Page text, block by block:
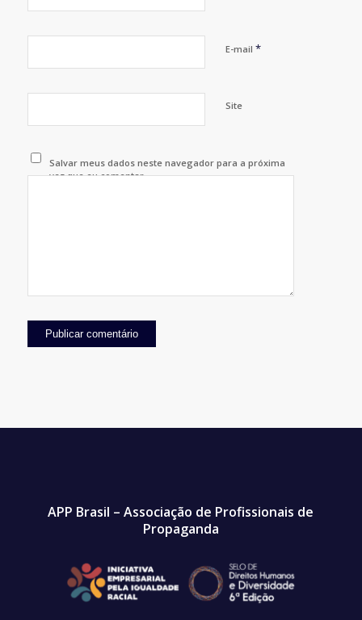
E-mail *
Site
Salvar meus dados neste navegador para a próxima
vez que eu comentar.
APP Brasil – Associação de Profissionais de
Propaganda